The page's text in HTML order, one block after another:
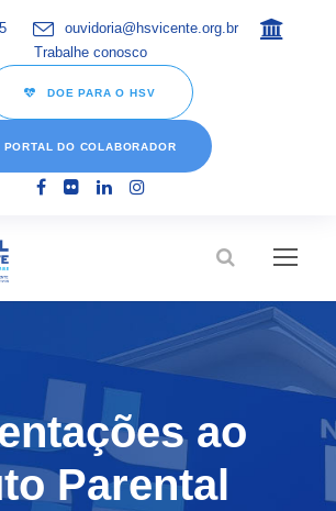
ouvidoria@hsvicente.org.br
Trabalhe conosco
DOE PARA O HSV
PORTAL DO COLABORADOR
ao
Parental